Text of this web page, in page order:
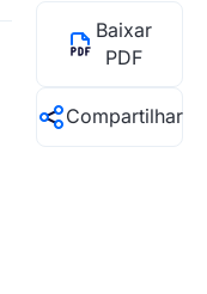
Baixar
PDF
Compartilhar